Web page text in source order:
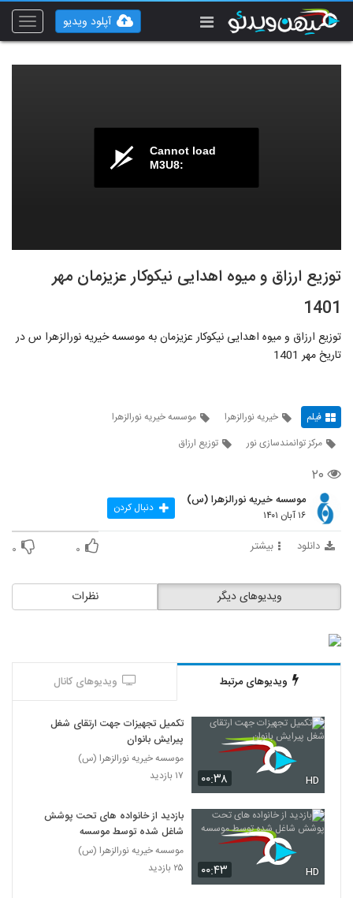
Toggle
آپلود ویدیو
Cannot load
M3U8:
توزیع ارزاق و میوه اهدایی نیکوکار عزیزمان مهر
1401
توزیع ارزاق و میوه اهدایی نیکوکار عزیزمان به موسسه خیریه نورالزهرا س در
تاریخ مهر 1401
فیلم خیریه نورالزهرا
موسسه خیریه نورالزهرا
مرکز توانمندسازی نور
توزیع ارزاق
۲۰
موسسه خیریه نورالزهرا (س)
۱۶ آبان ۱۴۰۱ دنبال کردن
دانلود بیشتر ۰ ۰
نظرات ویدیوهای دیگر
ویدیوهای مرتبط ویدیوهای کانال
۰۰:۳۸ HD
تکمیل تجهیزات جهت ارتقای شغل
پیرایش بانوان
موسسه خیریه نورالزهرا (س)
۱۷ بازدید
۰۰:۴۳ HD
بازدید از خانواده های تحت پوشش
شاغل شده توسط موسسه
موسسه خیریه نورالزهرا (س)
۲۵ بازدید